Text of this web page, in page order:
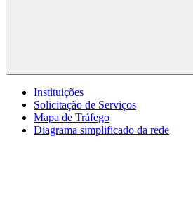
Buscar
Instituições
Solicitação de Serviços
Mapa de Tráfego
Diagrama simplificado da rede